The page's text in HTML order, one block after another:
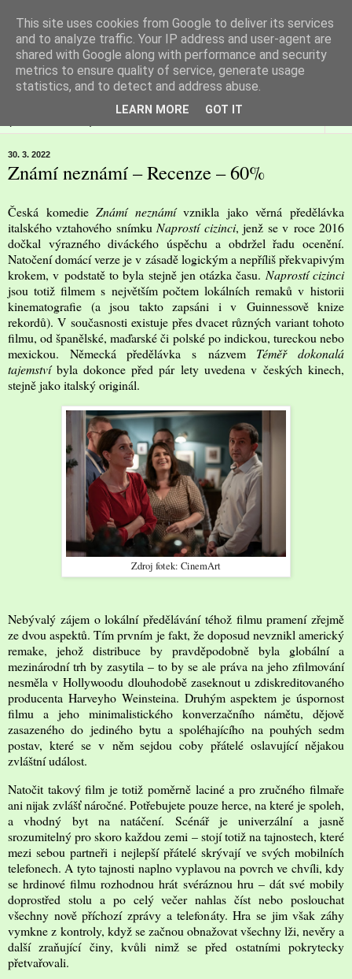
Filmspot
Recenze Honzy Vargy na filmové novinky v kinech
30. 3. 2022
Známí neznámí – Recenze – 60%
Česká komedieZnámí neznámívznikla jako věrná předělávka
italského vztahového snímku Naprostí cizinci, jenž se v roce 2016
dočkal výrazného diváckého úspěchu a obdržel řadu ocenění.
Natočení domácí verze je v zásadě logickým a nepříliš překvapivým
krokem, v podstatě to byla stejně jen otázka času. Naprostí cizinci
jsou totiž filmem s největším počtem lokálních remaků v historii
kinematografie (a jsou takto zapsáni i v Guinnessově knize
rekordů). V současnosti existuje přes dvacet různých variant tohoto
filmu, od španělské, maďarské či polské po indickou, tureckou nebo
mexickou. Německá předělávka s názvem Téměř dokonalá
tajemstvíbyla dokonce před pár lety uvedena v českých kinech,
stejně jako italský originál.
Zdroj fotek: CinemArt
Nebývalý zájem o lokální předělávání téhož filmu pramení zřejmě
ze dvou aspektů. Tím prvním je fakt, že doposud nevznikl americký
remake, jehož distribuce by pravděpodobně byla globální a
mezinárodní trh by zasytila – to by se ale práva na jeho zfilmování
nesměla v Hollywoodu dlouhodobě zaseknout u zdiskreditovaného
producenta Harveyho Weinsteina. Druhým aspektem je úspornost
filmu a jeho minimalistického konverzačního námětu, dějově
zasazeného do jediného bytu a spoléhajícího na pouhých sedm
postav, které se v něm sejdou coby přátelé oslavující nějakou
zvláštní událost.
Natočit takový film je totiž poměrně laciné a pro zručného filmaře
ani nijak zvlášť náročné. Potřebujete pouze herce, na které je spoleh,
a vhodný byt na natáčení. Scénář je univerzální a jasně
srozumitelný pro skoro každou zemi – stojí totiž na tajnostech, které
mezi sebou partneři i nejlepší přátelé skrývají ve svých mobilních
telefonech. A tyto tajnosti naplno vyplavou na povrch ve chvíli, kdy
se hrdinové filmu rozhodnou hrát svéráznou hru – dát své mobily
doprostřed stolu a po celý večer nahlas číst nebo poslouchat
všechny nově příchozí zprávy a telefonáty. Hra se jim však záhy
vymkne z kontroly, když se začnou obnažovat všechny lži, nevěry a
další zraňující činy, kvůli nimž se před ostatními pokrytecky
přetvařovali.
This site uses cookies from Google to deliver its services
and to analyze traffic. Your IP address and user-agent are
shared with Google along with performance and security
metrics to ensure quality of service, generate usage
statistics, and to detect and address abuse.
LEARN MORE GOT IT